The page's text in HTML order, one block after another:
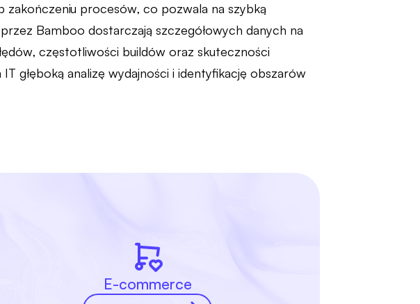
zakończeniu procesów, co pozwala na szybką
Bamboo dostarczają szczegółowych danych na
częstotliwości buildów oraz skuteczności
głęboką analizę wydajności i identyfikację obszarów
E-commerce